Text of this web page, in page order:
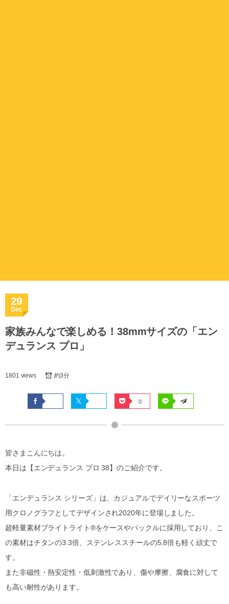
29
Dec
家族みんなで楽しめる！38mmサイズの「エン
デュランス プロ」
1801 views 約3分
0
皆さまこんにちは。
本日は【エンデュランス プロ 38】のご紹介です。
「エンデュランス シリーズ」は、カジュアルでデイリーなスポーツ
用クロノグラフとしてデザインされ2020年に登場しました。
超軽量素材ブライトライト®をケースやバックルに採用しており、こ
の素材はチタンの3.3倍、ステンレススチールの5.8倍も軽く頑丈で
す。
また非磁性・熱安定性・低刺激性であり、傷や摩擦、腐食に対して
も高い耐性があります。